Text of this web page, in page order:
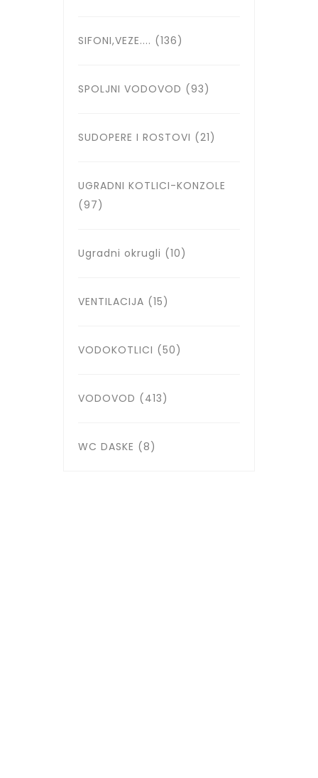
SIFONI,VEZE.... (136)
SPOLJNI VODOVOD (93)
SUDOPERE I ROSTOVI (21)
UGRADNI KOTLICI-KONZOLE
(97)
Ugradni okrugli (10)
VENTILACIJA (15)
VODOKOTLICI (50)
VODOVOD (413)
WC DASKE (8)